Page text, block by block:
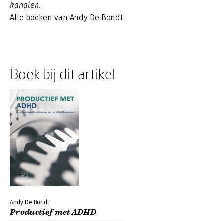
kanalen.
Alle boeken van Andy De Bondt
Boek bij dit artikel
Andy De Bondt
Productief met ADHD